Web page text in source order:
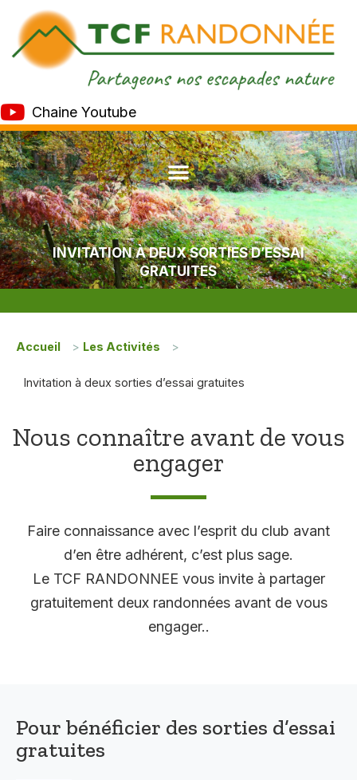
Chaine Youtube
INVITATION À DEUX SORTIES D’ESSAI
GRATUITES
Accueil > Les Activités >
Invitation à deux sorties d’essai gratuites
Nous connaître avant de vous
engager
Faire connaissance avec l’esprit du club avant
d’en être adhérent, c’est plus sage.
Le TCF RANDONNEE vous invite à partager
gratuitement deux randonnées avant de vous
engager..
Pour bénéficier des sorties d’essai
gratuites